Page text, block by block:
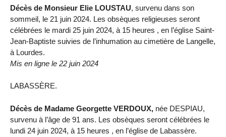
Décès de Monsieur Elie LOUSTAU, survenu dans son
sommeil, le 21 juin 2024. Les obsèques religieuses seront
célébrées le mardi 25 juin 2024, à 15 heures , en l’église Saint-
Jean-Baptiste suivies de l’inhumation au cimetière de Langelle,
à Lourdes.
Mis en ligne le 22 juin 2024
LABASSÈRE.
Décès de Madame Georgette VERDOUX, née DESPIAU,
survenu à l’âge de 91 ans. Les obsèques seront célébrées le
lundi 24 juin 2024, à 15 heures , en l’église de Labassère.